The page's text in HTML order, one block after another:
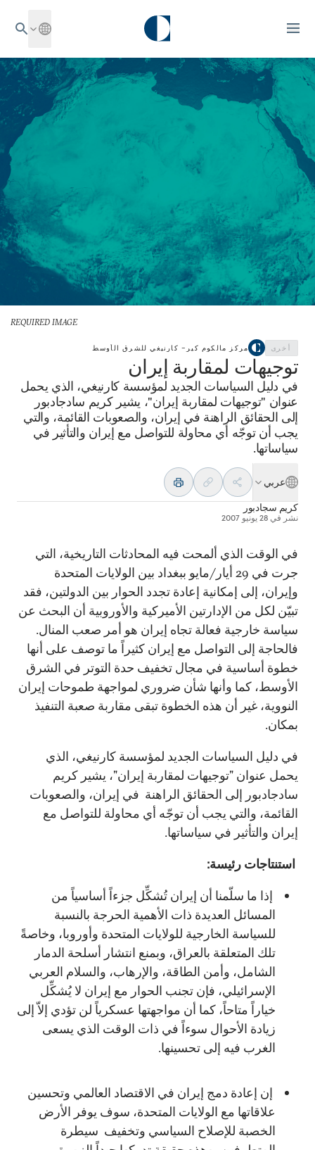
REQUIRED IMAGE
أخرى مركز مالكوم كير– كارنيغي للشرق الأوسط
توجيهات لمقاربة إيران
في دليل السياسات الجديد لمؤسسة كارنيغي، الذي يحمل
عنوان "توجيهات لمقاربة إيران"، يشير كريم سادجادبور
إلى الحقائق الراهنة في إيران، والصعوبات القائمة، والتي
يجب أن توجّه أي محاولة للتواصل مع إيران والتأثير في
سياساتها.
عربي
كريم سجادبور
نشر في 28 يونيو 2007
في الوقت الذي ألمحت فيه المحادثات التاريخية، التي
جرت في 29 أيار/مايو ببغداد بين الولايات المتحدة
وإيران، إلى إمكانية إعادة تجدد الحوار بين الدولتين، فقد
تبيّن لكل من الإدارتين الأميركية والأوروبية أن البحث عن
سياسة خارجية فعالة تجاه إيران هو أمر صعب المنال.
فالحاجة إلى التواصل مع إيران كثيراً ما توصف على أنها
خطوة أساسية في مجال تخفيف حدة التوتر في الشرق
الأوسط، كما وأنها شأن ضروري لمواجهة طموحات إيران
النووية، غير أن هذه الخطوة تبقى مقاربة صعبة التنفيذ
بمكان.
في دليل السياسات الجديد لمؤسسة كارنيغي، الذي
يحمل عنوان "توجيهات لمقاربة إيران"، يشير كريم
سادجادبور إلى الحقائق الراهنة في إيران، والصعوبات
القائمة، والتي يجب أن توجّه أي محاولة للتواصل مع
إيران والتأثير في سياساتها.
استنتاجات رئيسة:
إذا ما سلّمنا أن إيران تُشكِّل جزءاً أساسياً من
المسائل العديدة ذات الأهمية الحرجة بالنسبة
للسياسة الخارجية للولايات المتحدة وأوروبا، وخاصةً
تلك المتعلقة بالعراق، وبمنع انتشار أسلحة الدمار
الشامل، وأمن الطاقة، والإرهاب، والسلام العربي
الإسرائيلي، فإن تجنب الحوار مع إيران لا يُشكِّل
خياراً متاحاً، كما أن مواجهتها عسكرياً لن تؤدي إلاّ إلى
زيادة الأحوال سوءاً في ذات الوقت الذي يسعى
الغرب فيه إلى تحسينها.
إن إعادة دمج إيران في الاقتصاد العالمي وتحسين
علاقاتها مع الولايات المتحدة، سوف يوفر الأرض
الخصبة للإصلاح السياسي وتخفيف سيطرة